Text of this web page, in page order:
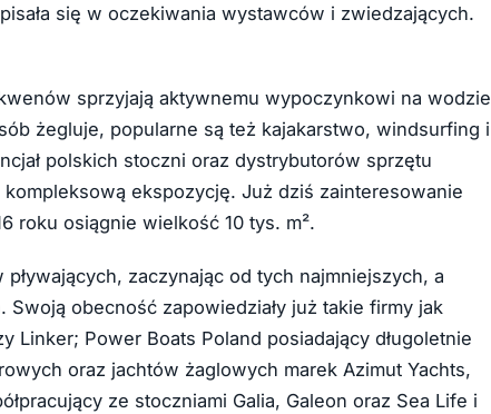
się w oczekiwania wystawców i zwiedzających.
sprzyjają aktywnemu wypoczynkowi na wodzie
żegluje, popularne są też kajakarstwo, windsurfing i
polskich stoczni oraz dystrybutorów sprzętu
ekspozycję. Już dziś zainteresowanie
roku osiągnie wielkość 10 tys. m².
zaczynając od tych najmniejszych, a
obecność zapowiedziały już takie firmy jak
Linker; Power Boats Poland posiadający długoletnie
oraz jachtów żaglowych marek Azimut Yachts,
ze stoczniami Galia, Galeon oraz Sea Life i